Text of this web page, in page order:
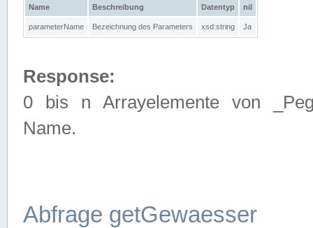
Name Beschreibung Datentyp nil
parameterName Bezeichnung des Parameters xsd:string Ja
Response:
0 bis n Arrayelemente von
Name.
Abfrage getGewaesser